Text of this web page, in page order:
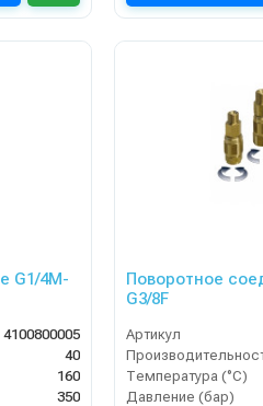
G1/4M-
4100800005
40
160
350
Поворотное
G3/8F
Артикул
Температура (°C)
Давление (бар)